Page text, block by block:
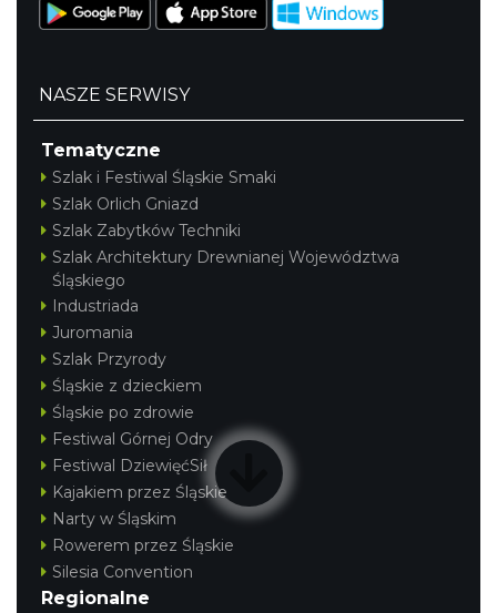
NASZE SERWISY
Tematyczne
Szlak i Festiwal Śląskie Smaki
Szlak Orlich Gniazd
Szlak Zabytków Techniki
Szlak Architektury Drewnianej Województwa
Śląskiego
Industriada
Juromania
Szlak Przyrody
Śląskie z dzieckiem
Śląskie po zdrowie
Festiwal Górnej Odry
Festiwal DziewięćSił
Kajakiem przez Śląskie
Narty w Śląskim
Rowerem przez Śląskie
Silesia Convention
Regionalne